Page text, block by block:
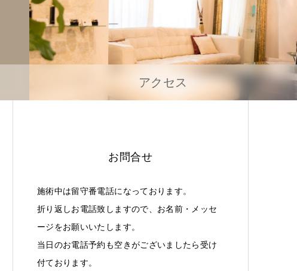
アクセス
お問合せ
施術中は留守番電話になっております。
折り返しお電話致しますので、お名前・メッセ
ージをお願いいたします。
当日のお電話予約も空きがございましたら受け
付ております。